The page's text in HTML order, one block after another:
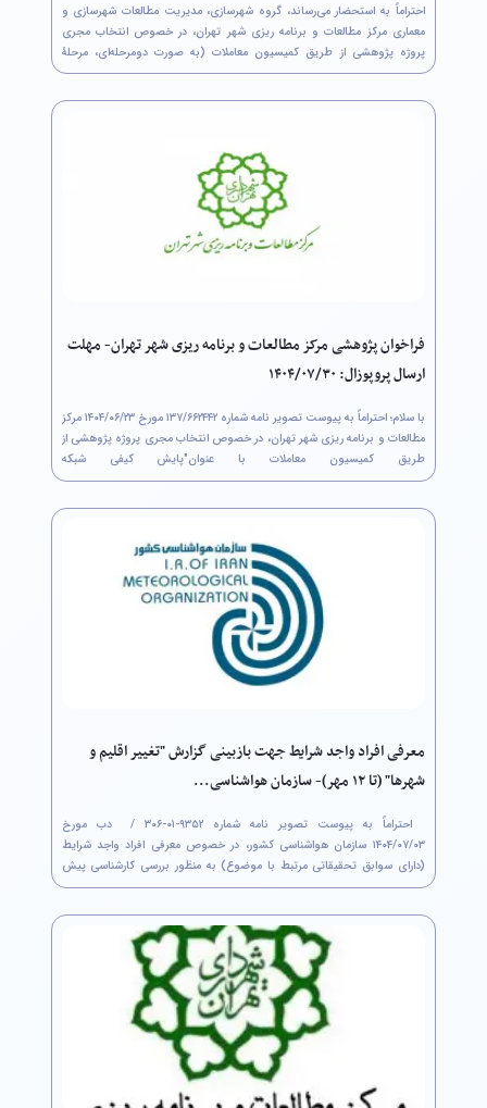
احتراماً به استحضار می‌رساند، گروه شهرسازی، مدیریت مطالعات شهرسازی و
معماری مرکز مطالعات و برنامه ریزی شهر تهران، در خصوص انتخاب مجری
پروژه پژوهشی از طریق کمیسیون معاملات (به صورت دومرحله‌ای، مرحلۀ
نخست: ارسال بخش فنی پیشنهاد پژوهشی توسط مجریان متقاضی و مرحلۀ
فراخوان پژوهشی مرکز مطالعات و برنامه ریزی شهر تهران- مهلت
ارسال پروپوزال: ۱۴۰۴/۰۷/۳۰
با سلام؛ احتراماً به پیوست تصویر نامه شماره ۶۶۲۴۴۲/‏۱۳۷ مورخ ۲۳/‏۰۶/‏۱۴۰۴‬ مرکز
مطالعات و برنامه ریزی شهر تهران، در خصوص انتخاب مجری پروژه پژوهشی از
طریق کمیسیون معاملات با عنوان"پایش کیفی شبکه
جمع آوری آب های سطحی شهر تهران برای مصارف حوزه عملکردی...
معرفی افراد واجد شرایط جهت بازبینی گزارش "تغییر اقلیم و
شهرها" (تا ۱۲ مهر)- سازمان هواشناسی...
احتراماً به پیوست تصویر نامه شماره ۹۳۵۲-۰۱-۳۰۶ / ‏ دب مورخ
۰۳/‏۰۷/‏۱۴۰۴‬ سازمان هواشناسی کشور، در خصوص معرفی افراد واجد شرایط
(دارای سوابق تحقیقاتی مرتبط با موضوع) به منظور بررسی کارشناسی پیش
نویس گزارش " تغییر اقلیم و شهرها" حداکثر تا تاریخ ۱۲/‏۰۷/‏۱۴۰۴‬ مطابق با...